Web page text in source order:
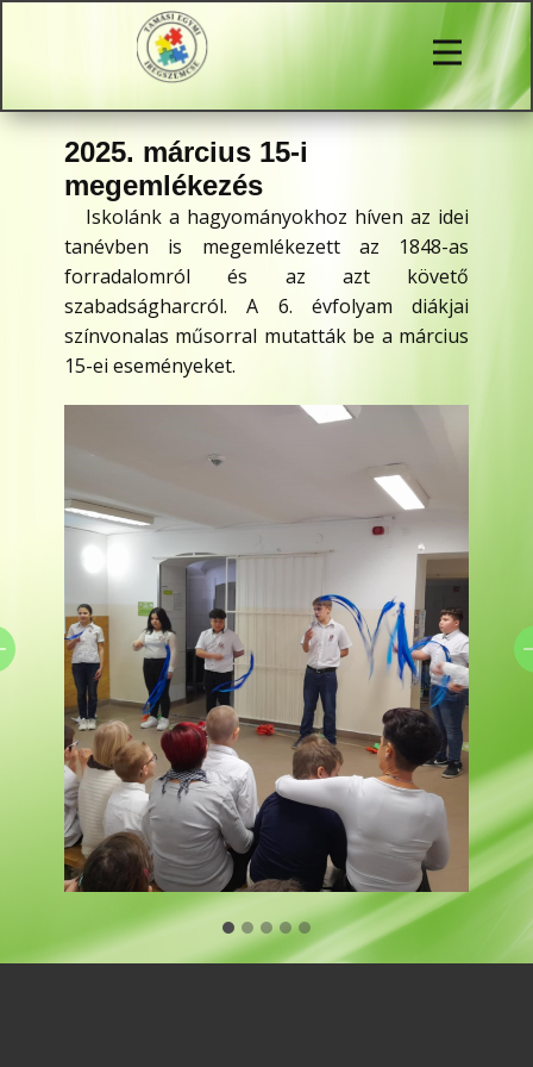
2025. március 15-i
megemlékezés
Iskolánk a hagyományokhoz híven az idei
tanévben is megemlékezett az 1848-as
forradalomról és az azt követő
szabadságharcról. A 6. évfolyam diákjai
színvonalas műsorral mutatták be a március
15-ei eseményeket.